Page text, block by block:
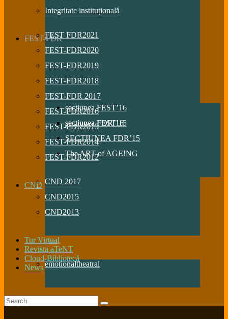
Integritate instituțională
FEST-FDRFEST FDR2021
FEST-FDR2020
FEST-FDR2019
FEST-FDR2018
FEST-FDR 2017
FEST-FDR2016
sectiunea FEST’16
sectiunea FDR’16
FEST-FDR2015
sectiunea FEST’15
SECTIUNEA FDR’15
The ART of AGE!NG
FEST-FDR2014
FEST-FDR2012
CND CND 2017
CND2015
CND2013
Tur Virtual
Revista aTeNT
Cloud-Bibliotecă
Newsemotionaltheatral